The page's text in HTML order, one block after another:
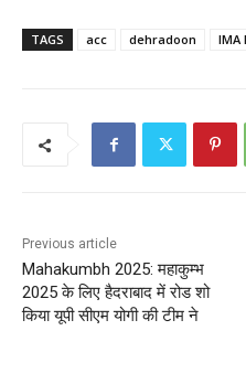
TAGS acc dehradoon IMA
Previous article
Mahakumbh 2025: महाकुम्भ
2025 के लिए हैदराबाद में रोड शो
किया यूपी सीएम योगी की टीम ने